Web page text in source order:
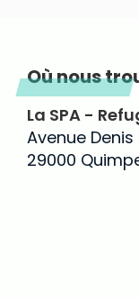
Où nous
La SPA -
Avenue Denis
29000